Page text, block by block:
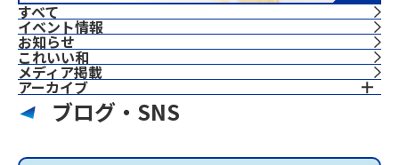
すべて
イベント情報
お知らせ
これいい和
⁨⁩メディア掲載
アーカイブ
ブログ・SNS